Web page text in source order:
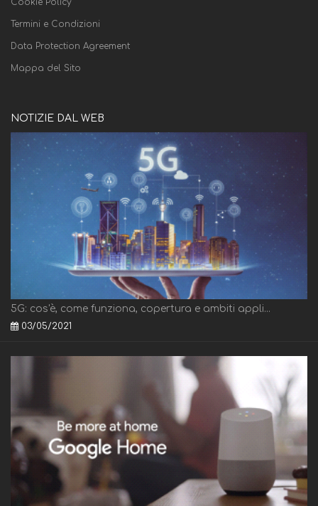
Termini e Condizioni
Data Protection Agreement
Mappa del Sito
NOTIZIE DAL WEB
5G: cos'è, come funziona, copertura e ambiti appli...
03/05/2021